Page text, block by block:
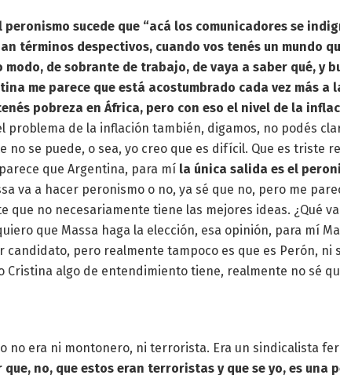
sucede que “acá los comunicadores se
términos despectivos, cuando vos tenés un mundo
de sobrante de trabajo, de vaya a saber qué, y
me parece que está acostumbrado cada vez más a
pobreza en África, pero con eso el nivel de la
problema de la inflación también, digamos, no podés
no se puede, o sea, yo creo que es difícil. Que es triste
que Argentina, para mí la única salida es el
va a hacer peronismo o no, ya sé que no, pero me
que no necesariamente tiene las mejores ideas. ¿Qué
que Massa haga la elección, esa opinión, para mí
candidato, pero realmente tampoco es que es Perón, ni
Cristina algo de entendimiento tiene, realmente no sé
no era ni montonero, ni terrorista. Era un sindicalista
no, que estos eran terroristas y que se yo, es una